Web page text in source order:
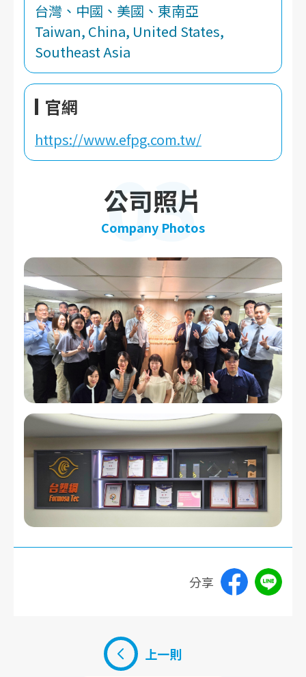
台灣、中國、美國、東南亞
Taiwan, China, United States,
Southeast Asia
官網
https://www.efpg.com.tw/
03
公司照片
Company Photos
分享
上一則